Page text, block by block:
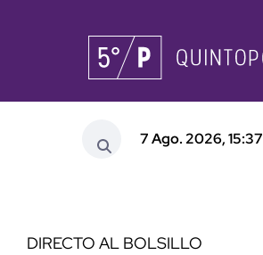
7 Ago. 2026, 15:37
DIRECTO AL BOLSILLO